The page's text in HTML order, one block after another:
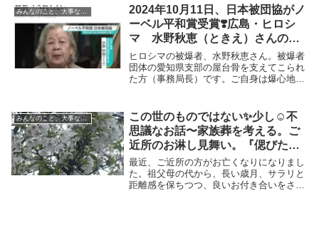
始まり、連日、◯人超え、過去最多、の報
道。波にのま...
みんなのこと、大事なこと
2024年10月11日、日本被団協がノ
ーベル平和賞受賞❣️広島・ヒロシ
マ 水野秋恵（ときえ）さんのこ
と
ヒロシマの被爆者、水野秋恵さん。被爆者
団体の愛知県支部の屋台骨を支えてこられ
た方（事務局長）です。ご自身は爆心地か
に活動されてきた方々は、心身ともに並外
れた強さを持...
みんなのこと、大事なこと
この世のものではない✨少し☺️不
思議なお話〜家族葬を考える。ご
近所のお淋し見舞い。『偲びた
い』気持ち。
最近、ご近所の方がお亡くなりになりまし
た。祖父母の代から、長い歳月、サラリと
距離感を保ちつつ、良いお付き合いをさせ